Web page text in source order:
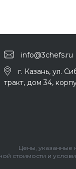
info@3chefs.ru
г. Казань, ул.
тракт, дом 34,
Цены, указанные
стоимости и